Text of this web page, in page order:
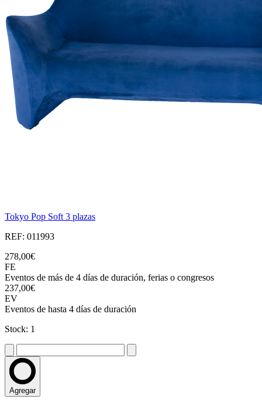
Tokyo Pop Soft 3 plazas
REF: 011993
278,00€
FE
Eventos de más de 4 días de duración, ferias o congresos
237,00€
EV
Eventos de hasta 4 días de duración
Stock: 1
Agregar